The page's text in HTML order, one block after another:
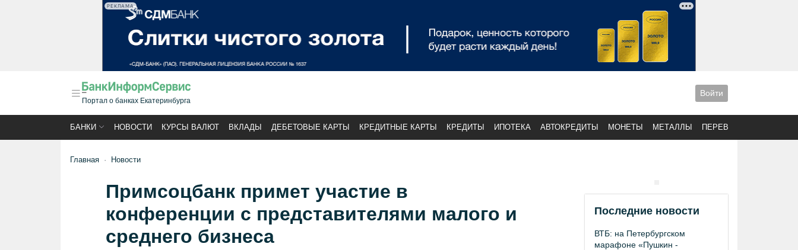
РЕКЛАМА
Портал о банках Екатеринбурга
Войти
БАНКИ НОВОСТИ КУРСЫ ВАЛЮТ ВКЛАДЫ ДЕБЕТОВЫЕ КАРТЫ КРЕДИТНЫЕ КАРТЫ КРЕДИТЫ ИПОТЕКА АВТОКРЕДИТЫ МОНЕТЫ МЕТАЛЛЫ ПЕРЕВОДЫ
Главная Новости
Примсоцбанк примет участие в
конференции с представителями малого и
среднего бизнеса
Последние новости
ВТБ: на Петербургском
марафоне «Пушкин -